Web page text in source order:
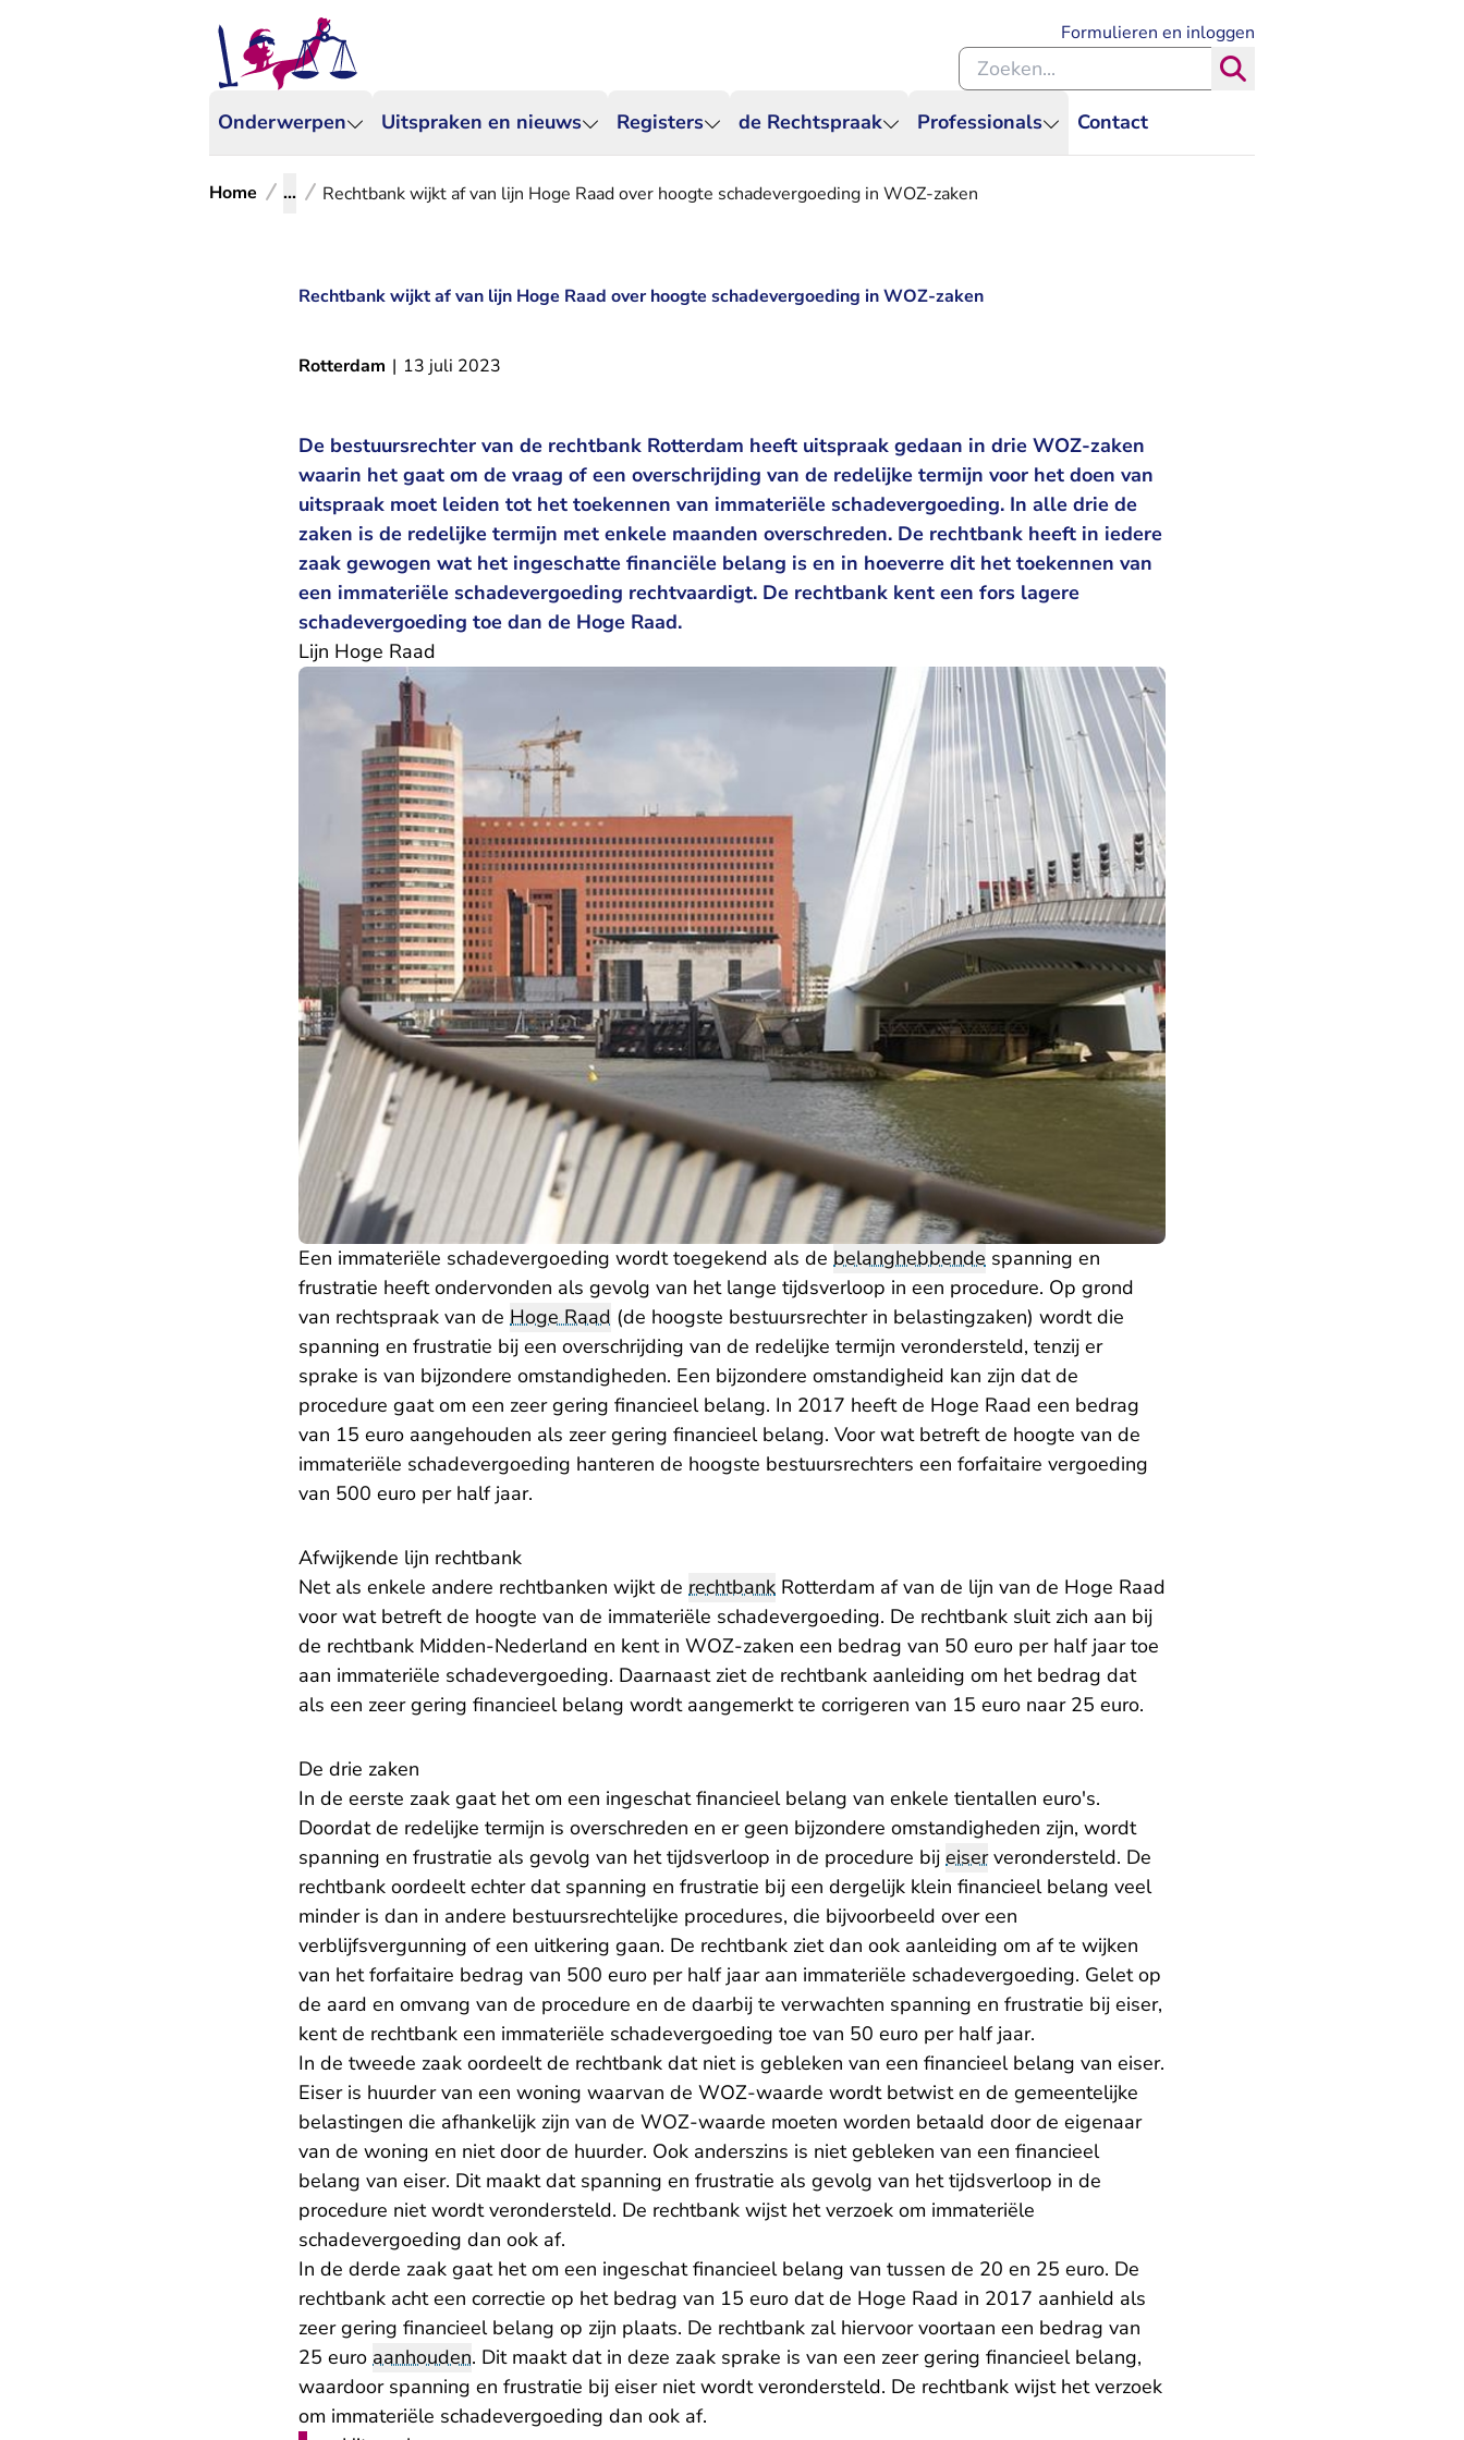
Onderwerpen Uitspraken en nieuws Registers de Rechtspraak Professionals Contact
Formulieren en inloggen
Zoeken binnen de Rechtspraak
Home ... Rechtbank wijkt af van lijn Hoge Raad over hoogte schadevergoeding in WOZ-zaken
Rechtbank wijkt af van lijn Hoge Raad over hoogte schadevergoeding in WOZ-zaken
Rotterdam | 13 juli 2023
De bestuursrechter van de rechtbank Rotterdam heeft uitspraak gedaan in drie WOZ-zaken
waarin het gaat om de vraag of een overschrijding van de redelijke termijn voor het doen van
uitspraak moet leiden tot het toekennen van immateriële schadevergoeding. In alle drie de
zaken is de redelijke termijn met enkele maanden overschreden. De rechtbank heeft in iedere
zaak gewogen wat het ingeschatte financiële belang is en in hoeverre dit het toekennen van
een immateriële schadevergoeding rechtvaardigt. De rechtbank kent een fors lagere
schadevergoeding toe dan de Hoge Raad.
Lijn Hoge Raad
Een immateriële schadevergoeding wordt toegekend als de belanghebbende spanning en
frustratie heeft ondervonden als gevolg van het lange tijdsverloop in een procedure. Op grond
van rechtspraak van de Hoge Raad (de hoogste bestuursrechter in belastingzaken) wordt die
spanning en frustratie bij een overschrijding van de redelijke termijn verondersteld, tenzij er
sprake is van bijzondere omstandigheden. Een bijzondere omstandigheid kan zijn dat de
procedure gaat om een zeer gering financieel belang. In 2017 heeft de Hoge Raad een bedrag
van 15 euro aangehouden als zeer gering financieel belang. Voor wat betreft de hoogte van de
immateriële schadevergoeding hanteren de hoogste bestuursrechters een forfaitaire vergoeding
van 500 euro per half jaar.
Afwijkende lijn rechtbank
Net als enkele andere rechtbanken wijkt de rechtbank Rotterdam af van de lijn van de Hoge Raad
voor wat betreft de hoogte van de immateriële schadevergoeding. De rechtbank sluit zich aan bij
de rechtbank Midden-Nederland en kent in WOZ-zaken een bedrag van 50 euro per half jaar toe
aan immateriële schadevergoeding. Daarnaast ziet de rechtbank aanleiding om het bedrag dat
als een zeer gering financieel belang wordt aangemerkt te corrigeren van 15 euro naar 25 euro.
De drie zaken
In de eerste zaak gaat het om een ingeschat financieel belang van enkele tientallen euro's.
Doordat de redelijke termijn is overschreden en er geen bijzondere omstandigheden zijn, wordt
spanning en frustratie als gevolg van het tijdsverloop in de procedure bij eiserverondersteld. De
rechtbank oordeelt echter dat spanning en frustratie bij een dergelijk klein financieel belang veel
minder is dan in andere bestuursrechtelijke procedures, die bijvoorbeeld over een
verblijfsvergunning of een uitkering gaan. De rechtbank ziet dan ook aanleiding om af te wijken
van het forfaitaire bedrag van 500 euro per half jaar aan immateriële schadevergoeding. Gelet op
de aard en omvang van de procedure en de daarbij te verwachten spanning en frustratie bij eiser,
kent de rechtbank een immateriële schadevergoeding toe van 50 euro per half jaar.
In de tweede zaak oordeelt de rechtbank dat niet is gebleken van een financieel belang van eiser.
Eiser is huurder van een woning waarvan de WOZ-waarde wordt betwist en de gemeentelijke
belastingen die afhankelijk zijn van de WOZ-waarde moeten worden betaald door de eigenaar
van de woning en niet door de huurder. Ook anderszins is niet gebleken van een financieel
belang van eiser. Dit maakt dat spanning en frustratie als gevolg van het tijdsverloop in de
procedure niet wordt verondersteld. De rechtbank wijst het verzoek om immateriële
schadevergoeding dan ook af.
In de derde zaak gaat het om een ingeschat financieel belang van tussen de 20 en 25 euro. De
rechtbank acht een correctie op het bedrag van 15 euro dat de Hoge Raad in 2017 aanhield als
zeer gering financieel belang op zijn plaats. De rechtbank zal hiervoor voortaan een bedrag van
25 euro aanhouden. Dit maakt dat in deze zaak sprake is van een zeer gering financieel belang,
waardoor spanning en frustratie bij eiser niet wordt verondersteld. De rechtbank wijst het verzoek
om immateriële schadevergoeding dan ook af.